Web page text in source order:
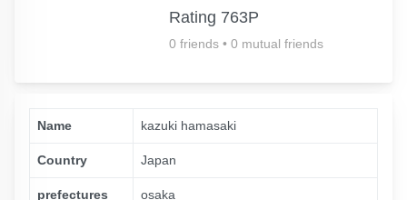
Rating 763P
0 friends • 0 mutual friends
Name kazuki hamasaki
Country Japan
prefectures osaka